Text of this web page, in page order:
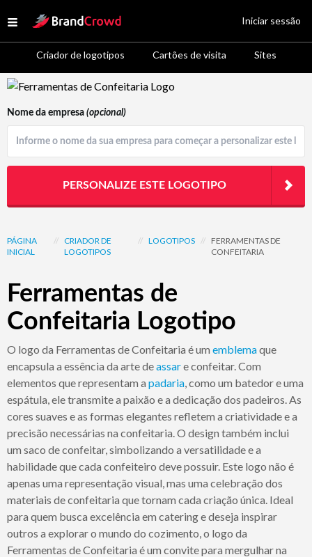
Open menu
Site Logo
Criador de logotipos Cartões de visita Sites
Iniciar sessão
Logo Template Preview
PÁGINA
INICIAL
// CRIADOR DE
LOGOTIPOS
// LOGOTIPOS // FERRAMENTAS DE
CONFEITARIA
Ferramentas de
Confeitaria Logotipo
O logo da Ferramentas de Confeitaria é um emblemaque
encapsula a essência da arte deassare confeitar. Com
elementos que representam a padaria, como um batedor e uma
espátula, ele transmite a paixão e a dedicação dos padeiros. As
cores suaves e as formas elegantes refletem a criatividade e a
precisão necessárias na confeitaria. O design também inclui
um saco de confeitar, simbolizando a versatilidade e a
habilidade que cada confeiteiro deve possuir. Este logo não é
apenas uma representação visual, mas uma celebração dos
materiais de confeitaria que tornam cada criação única. Ideal
para quem busca excelência em catering e deseja inspirar
outros a explorar o mundo do cozimento, o logo da
Ferramentas de Confeitaria é um convite para mergulhar na
Nome da empresa (opcional)
PERSONALIZE ESTE LOGOTIPO